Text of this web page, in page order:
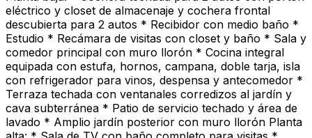
eléctrico y closet de almacenaje y cochera frontal
descubierta para 2 autos * Recibidor con medio baño *
Estudio * Recámara de visitas con closet y baño * Sala y
comedor principal con muro llorón * Cocina integral
equipada con estufa, hornos, campana, doble tarja, isla
con refrigerador para vinos, despensa y antecomedor *
Terraza techada con ventanales corredizos al jardín y
cava subterránea * Patio de servicio techado y área de
lavado * Amplio jardín posterior con muro llorón Planta